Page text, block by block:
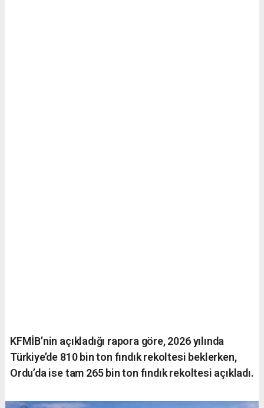
KFMİB’nin açıkladığı rapora göre, 2026 yılında
Türkiye’de 810 bin ton fındık rekoltesi beklerken,
Ordu’da ise tam 265 bin ton fındık rekoltesi açıkladı.